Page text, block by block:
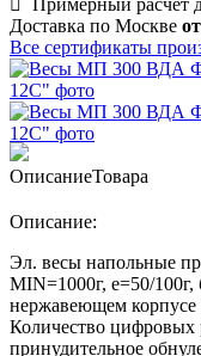
Примерный расчет
Доставка по Москве
Все сертификаты
ОписаниеТовара
Описание:
Эл. весы напольные
MIN=1000г, e=50/
нержавеющем
Количество цифровых
принудительное